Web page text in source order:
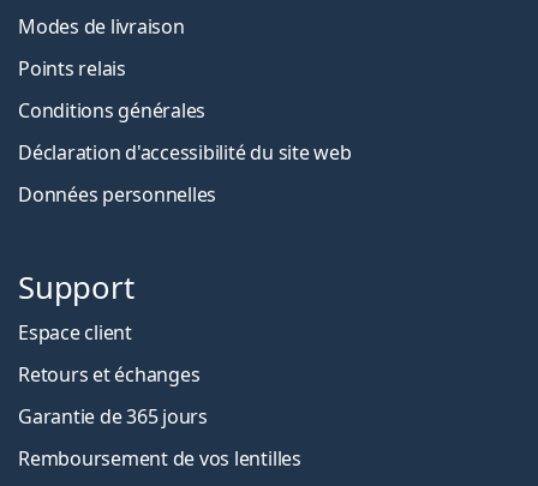
Modes de livraison
Points relais
Conditions générales
Déclaration d'accessibilité du site web
Données personnelles
Support
Espace client
Retours et échanges
Garantie de 365 jours
Remboursement de vos lentilles